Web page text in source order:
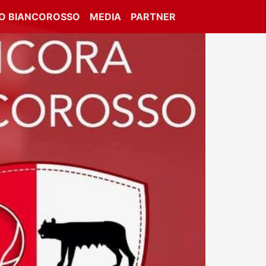
BIANCOROSSO MEDIA PARTNER